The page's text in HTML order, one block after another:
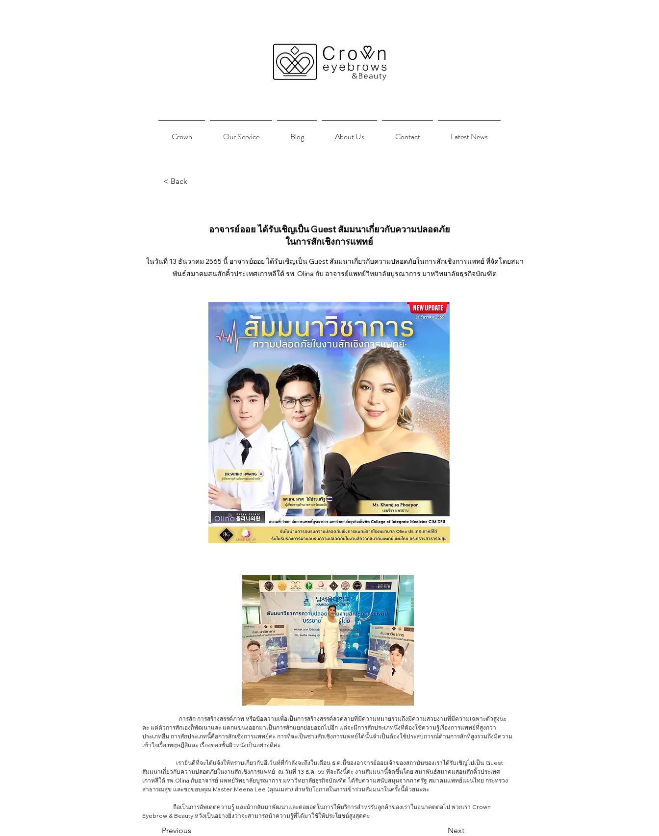
Crown Our Service Blog About Us Contact Latest News
< Back
อาจารย์ออย ได้รับเชิญเป็น Guest สัมมนาเกี่ยวกับความปลอดภัย
ในการสักเชิงการแพทย์
ในวันที่ 13 ธันวาคม 2565 นี้ อาจารย์ออย ได้รับเชิญเป็น Guest สัมมนาเกี่ยวกับความปลอดภัยในการสักเชิงการแพทย์ ที่จัดโดยสมา
พันธ์สมาคมสนสักคิ้วประเทศเกาหลีใต้ รพ. Olina กับ อาจารย์แพทย์วิทยาลัยบูรณาการ มาหวิทยาลัยธุรกิจบัณฑิต
คะ แต่ตัวการสักเองก็พัฒนาและ แตกแขนงออกมาเป็นการสักแยกย่อยออกไปอีก แต่จะมีการสักประเภทนึงที่ต้องใช้ความรู้เรื่องการแพทย์ที่สูงกว่า
ประเภทอื่น การสักประเภทนี้คือการสักเชิงการแพทย์ค่ะ การที่จะเป็นช่างสักเชิงการแพทย์ได้นั้นจำเป็นต้องใช้ประสบการณ์ด้านการสักที่สูงรวมถึงมีความ
เข้าใจเรื่องทฤษฎีสีและ เรื่องของชั้นผิวหนังเป็นอย่างดีค่ะ
สัมมนาเกี่ยวกับความปลอดภัยในงานสักเชิงการแพทย์  ณ วันที่ 13 ธ.ค. 65 ที่จะถึงนี้ค่ะ งานสัมมนานี้จัดขึ้นโดย สมาพันธ์สมาคมสอนสักคิ้วประเทศ
เกาหลีใต้ รพ.Olina กับอาจารย์ แพทย์วิทยาลัยบูรณาการ มหาวิทยาลัยธุรกิจบัณฑิต ได้รับความสนับสนุนจากภาครัฐ สมาคมแพทย์แผนไทย กระทรวง
สาธารณสุข และขอขอบคุณ Master Meena Lee (คุณเมสา) สำหรับโอกาสในการเข้าร่วมสัมมนาในครั้งนี้ด้วยนะคะ
Eyebrow & Beauty หวังเป็นอย่างยิ่งว่าจะสามารถนำความรู้ที่ได้มาใช้ให้ประโยชน์สูงสุดค่ะ
Previous Next